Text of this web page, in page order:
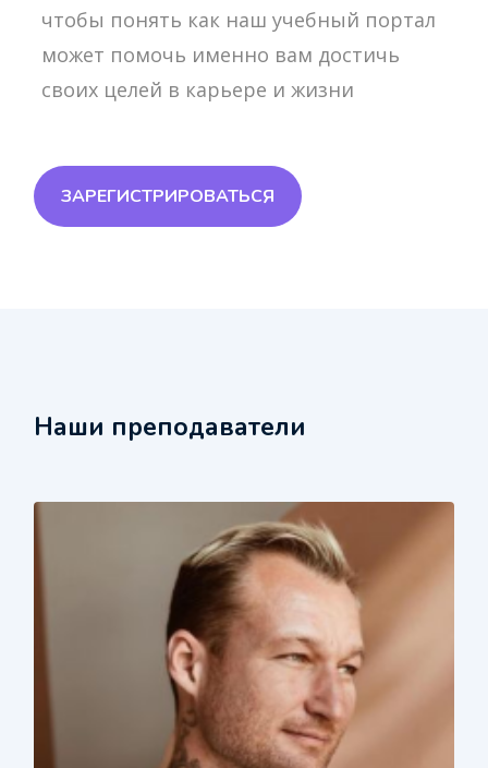
чтобы понять как наш учебный портал
может помочь именно вам достичь
своих целей в карьере и жизни
ЗАРЕГИСТРИРОВАТЬСЯ
Наши преподаватели